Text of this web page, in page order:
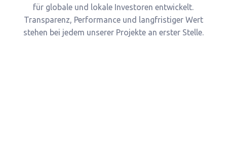
für globale und lokale Investoren entwickelt.
Transparenz, Performance und langfristiger Wert
stehen bei jedem unserer Projekte an erster Stelle.